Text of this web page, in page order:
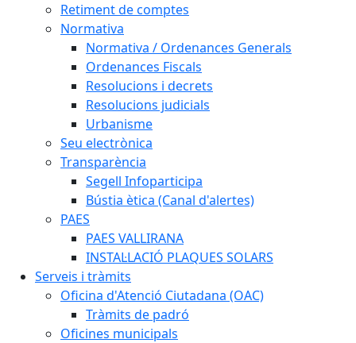
Retiment de comptes
Normativa
Normativa / Ordenances Generals
Ordenances Fiscals
Resolucions i decrets
Resolucions judicials
Urbanisme
Seu electrònica
Transparència
Segell Infoparticipa
Bústia ètica (Canal d'alertes)
PAES
PAES VALLIRANA
INSTAL·LACIÓ PLAQUES SOLARS
Serveis i tràmits
Oficina d'Atenció Ciutadana (OAC)
Tràmits de padró
Oficines municipals